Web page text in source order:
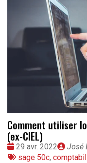
Comment utiliser
(ex-CIEL)
Date
:
29 avr. 2022
par
José
Tags
sage 50c,